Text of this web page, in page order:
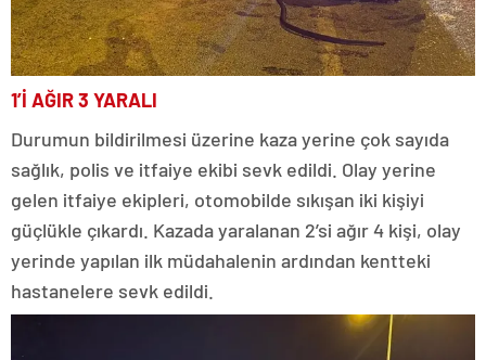
1’İ AĞIR 3 YARALI
Durumun bildirilmesi üzerine kaza yerine çok sayıda
sağlık, polis ve itfaiye ekibi sevk edildi. Olay yerine
gelen itfaiye ekipleri, otomobilde sıkışan iki kişiyi
güçlükle çıkardı. Kazada yaralanan 2’si ağır 4 kişi, olay
yerinde yapılan ilk müdahalenin ardından kentteki
hastanelere sevk edildi.